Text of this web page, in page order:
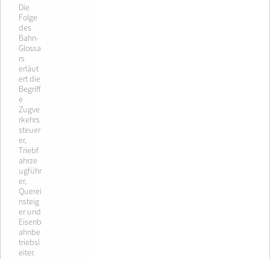
Die
Folge
des
Bahn-
Glossa
rs
erläut
ert die
Begriff
e
Zugve
rkehrs
steuer
er,
Triebf
ahrze
ugführ
er,
Querei
nsteig
er und
Eisenb
ahnbe
triebsl
eiter.